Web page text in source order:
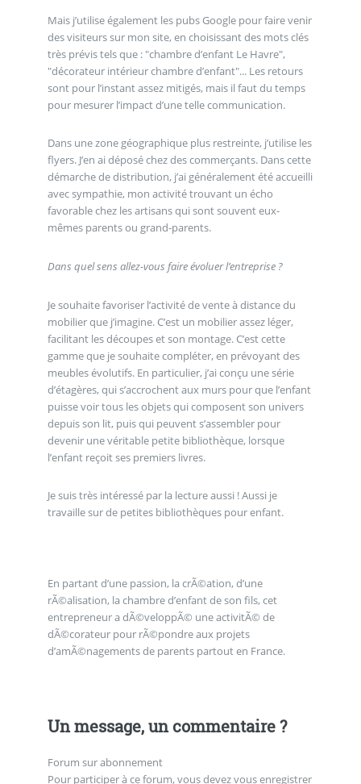
Mais j’utilise également les pubs Google pour faire venir
des visiteurs sur mon site, en choisissant des mots clés
très prévis tels que : "chambre d’enfant Le Havre",
"décorateur intérieur chambre d’enfant"... Les retours
sont pour l’instant assez mitigés, mais il faut du temps
pour mesurer l’impact d’une telle communication.
Dans une zone géographique plus restreinte, j’utilise les
flyers. J’en ai déposé chez des commerçants. Dans cette
démarche de distribution, j’ai généralement été accueilli
avec sympathie, mon activité trouvant un écho
favorable chez les artisans qui sont souvent eux-
mêmes parents ou grand-parents.
Dans quel sens allez-vous faire évoluer l’entreprise ?
Je souhaite favoriser l’activité de vente à distance du
mobilier que j’imagine. C’est un mobilier assez léger,
facilitant les découpes et son montage. C’est cette
gamme que je souhaite compléter, en prévoyant des
meubles évolutifs. En particulier, j’ai conçu une série
d’étagères, qui s’accrochent aux murs pour que l’enfant
puisse voir tous les objets qui composent son univers
depuis son lit, puis qui peuvent s’assembler pour
devenir une véritable petite bibliothèque, lorsque
l’enfant reçoit ses premiers livres.
Je suis très intéressé par la lecture aussi ! Aussi je
travaille sur de petites bibliothèques pour enfant.
En partant d’une passion, la crÃ©ation, d’une
rÃ©alisation, la chambre d’enfant de son fils, cet
entrepreneur a dÃ©veloppÃ© une activitÃ© de
dÃ©corateur pour rÃ©pondre aux projets
d’amÃ©nagements de parents partout en France.
Un message, un commentaire ?
Forum sur abonnement
Pour participer à ce forum, vous devez vous enregistrer